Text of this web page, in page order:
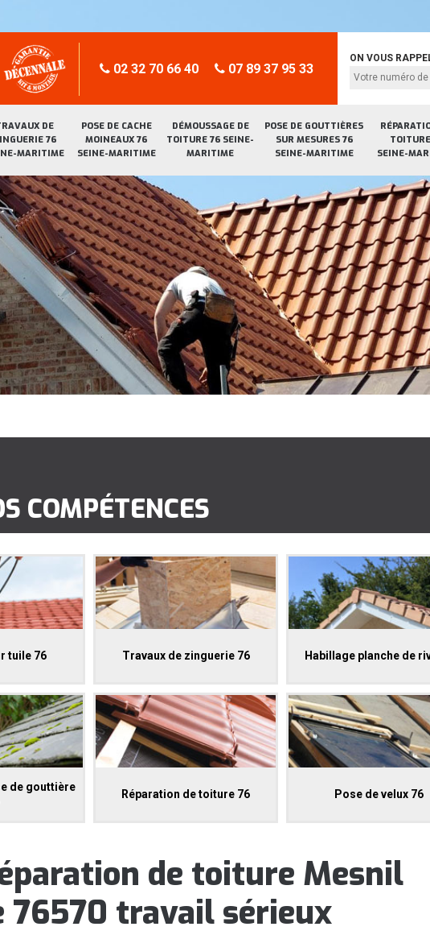
DE
76
MARITIME
POSE DE CACHE
MOINEAUX 76
SEINE-MARITIME
DÉMOUSSAGE DE
TOITURE 76 SEINE-
MARITIME
POSE DE GOUTTIÈRES
SUR MESURES 76
SEINE-MARITIME
SEINE-
02 32 70 66 40 07 89 37 95 33
ON VOUS
COMPÉTENCES
tuile 76 Travaux de zinguerie 76 Habillage planche de
de gouttière
Réparation de toiture 76 Pose de velux 76
de toiture Mesnil
76570 travail sérieux